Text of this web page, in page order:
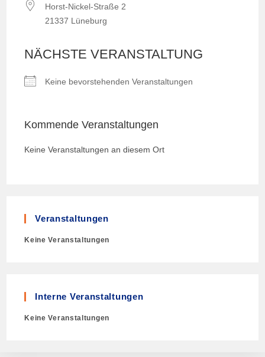
Horst-Nickel-Straße 2
21337 Lüneburg
NÄCHSTE VERANSTALTUNG
Keine bevorstehenden Veranstaltungen
Kommende Veranstaltungen
Keine Veranstaltungen an diesem Ort
Veranstaltungen
Keine Veranstaltungen
Interne Veranstaltungen
Keine Veranstaltungen